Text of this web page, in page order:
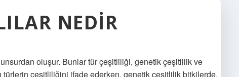
NEDIR
oluşur. Bunlar tür çeşitliliği, genetik çeşitlilik ve
çeşitliliğini ifade ederken, genetik çeşitlilik bitkilerde,